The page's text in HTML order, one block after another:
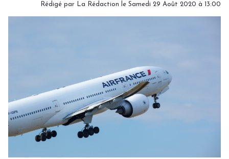
Rédigé par La Rédaction le Samedi 29 Août 2020 à 13:00